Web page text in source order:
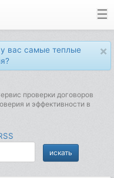
×
вас самые теплые
проверки договоров
и эффективности в